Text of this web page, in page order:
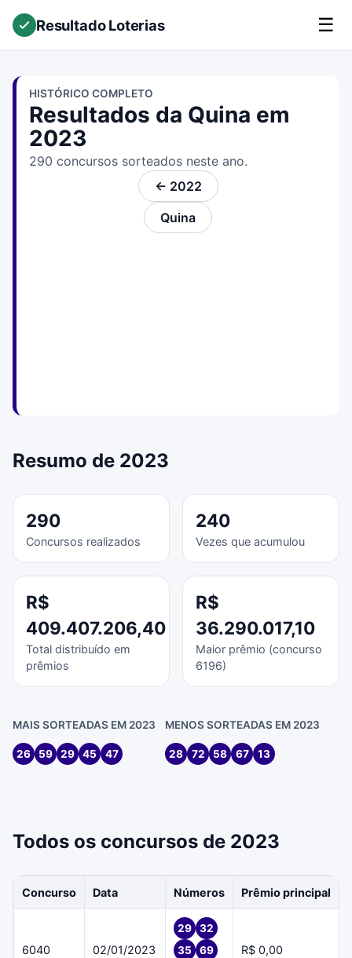
Resultado Loterias ☰
HISTÓRICO COMPLETO
Resultados da Quina em
2023
290 concursos sorteados neste ano.
← 2022
Quina
Resumo de 2023
290
Concursos realizados
240
Vezes que acumulou
R$
409.407.206,40
Total distribuído em
prêmios
R$
36.290.017,10
Maior prêmio (concurso
6196)
MAIS SORTEADAS EM 2023
26 59 29 45 47
MENOS SORTEADAS EM 2023
28 72 58 67 13
Todos os concursos de 2023
Concurso Data Números Prêmio principal
6040 02/01/2023
29
32
35
69
R$ 0,00